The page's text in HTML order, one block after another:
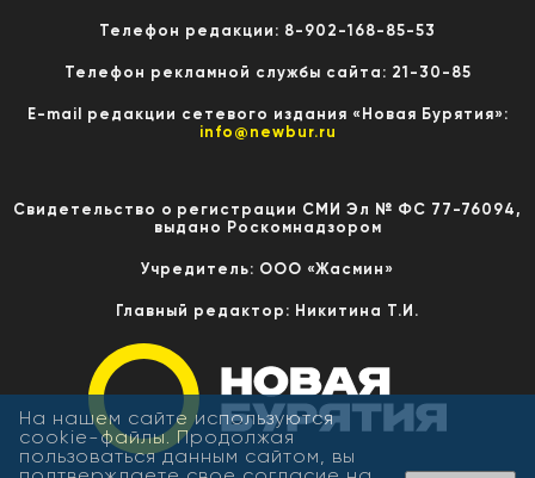
Телефон редакции: 8-902-168-85-53
Телефон рекламной службы сайта: 21-30-85
E-mail редакции сетевого издания «Новая Бурятия»:
info@newbur.ru
Свидетельство о регистрации СМИ Эл № ФС 77-76094,
выдано Роскомнадзором
Учредитель: ООО «Жасмин»
Главный редактор: Никитина Т.И.
На нашем сайте используются
cookie-файлы. Продолжая
пользоваться данным сайтом, вы